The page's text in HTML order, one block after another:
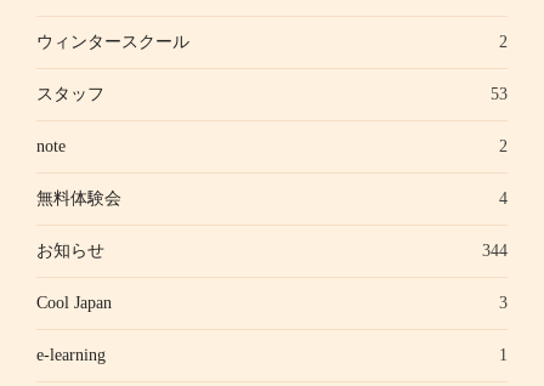
ウィンタースクール 2
スタッフ 53
note 2
無料体験会 4
お知らせ 344
Cool Japan 3
e-learning 1